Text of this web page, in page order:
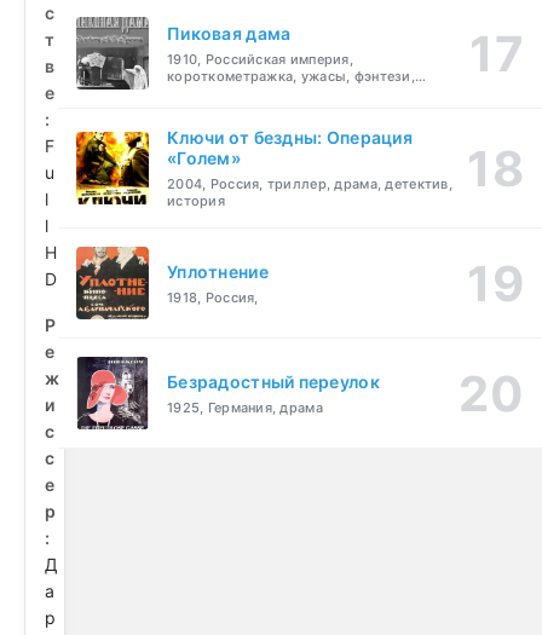
с
т
в
е
:
F
u
l
l
H
D
Р
е
ж
и
с
с
е
р
:
Д
а
р
Пиковая дама
1910, Российская империя,
короткометражка, ужасы, фэнтези,
Ключи от бездны: Операция
«Голем»
2004, Россия, триллер, драма, детектив,
история
Уплотнение
1918, Россия,
Безрадостный переулок
1925, Германия, драма